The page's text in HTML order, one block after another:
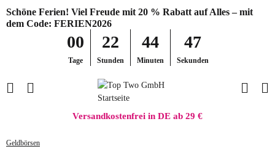
Schöne Ferien! Viel Freude mit 20 % Rabatt auf Alles – mit
dem Code: FERIEN2026
00
Tage
22
Stunden
44
Minuten
47
Sekunden
Versandkostenfrei in DE ab 29 €
Geldbörsen